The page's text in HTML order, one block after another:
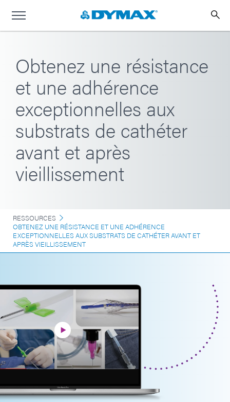
Obtenez une résistance
et une adhérence
exceptionnelles aux
substrats de cathéter
avant et après
vieillissement
RESSOURCES
OBTENEZ UNE RÉSISTANCE ET UNE ADHÉRENCE
EXCEPTIONNELLES AUX SUBSTRATS DE CATHÉTER AVANT ET
APRÈS VIEILLISSEMENT